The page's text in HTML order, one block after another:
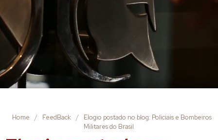
Home / FeedBack /
Elogio postado no blog: Policiais e Bombeiros
Militares do Brasil